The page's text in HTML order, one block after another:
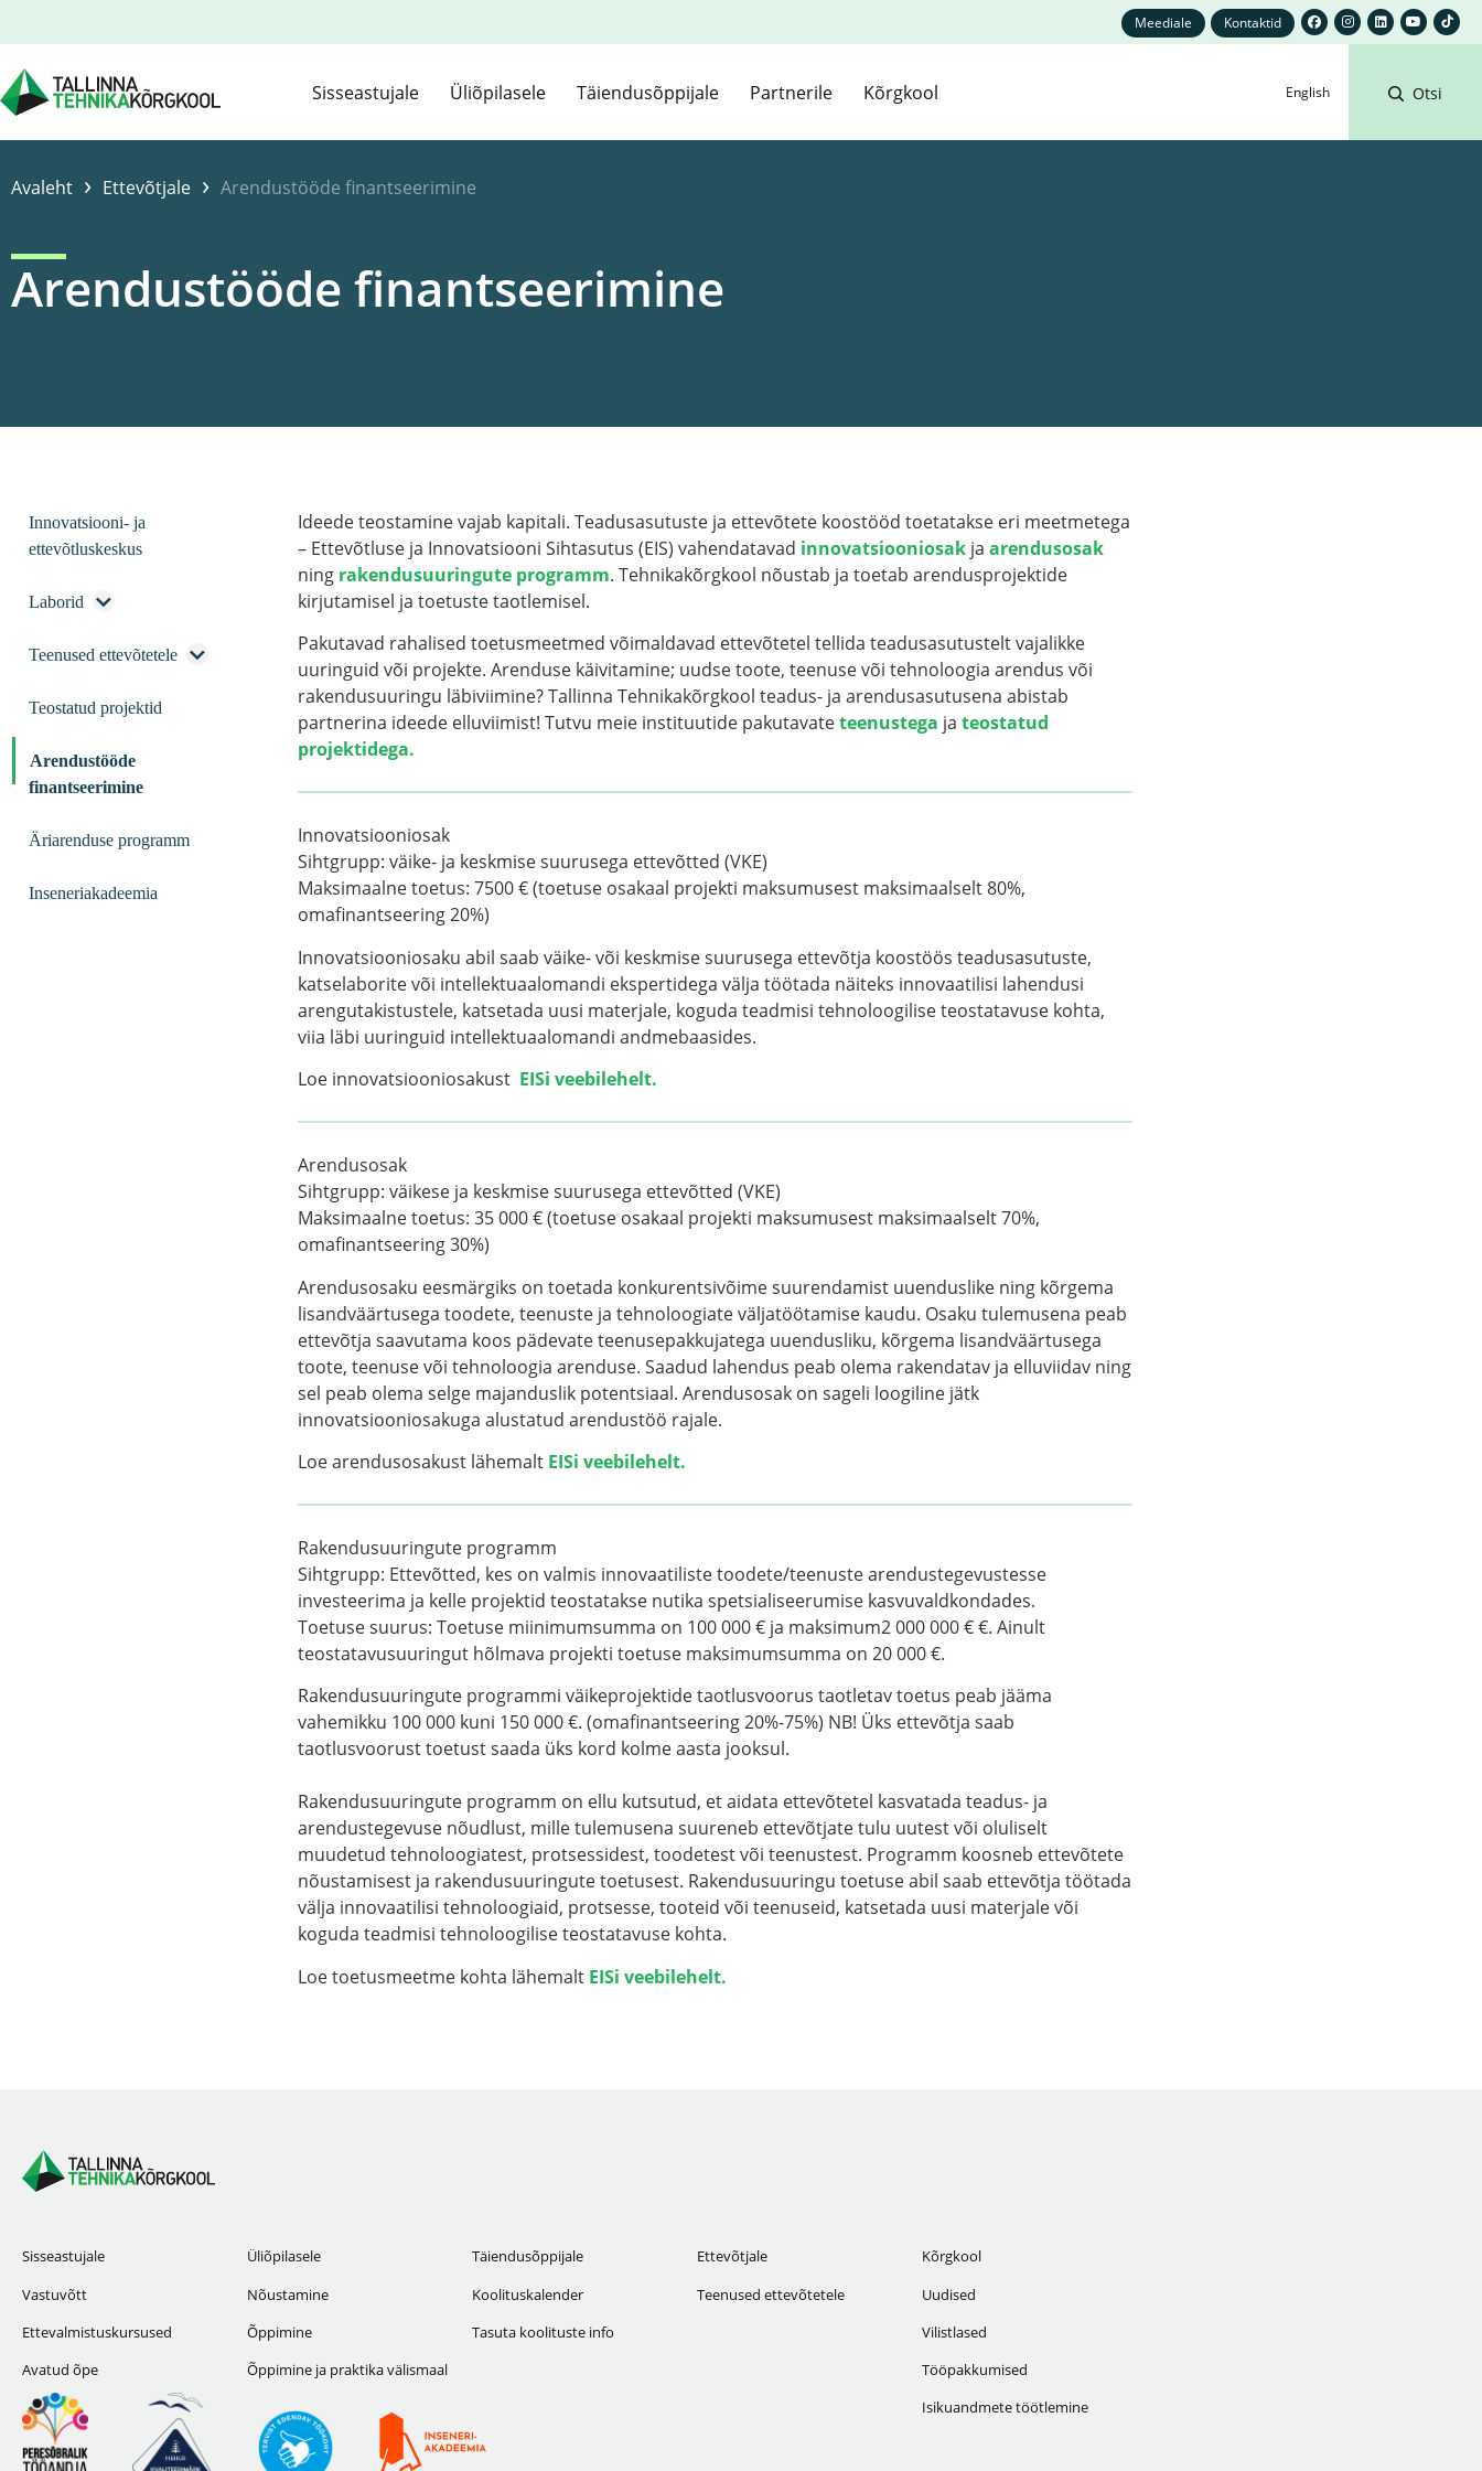
Meediale Kontaktid
Sisseastujale Üliõpilasele Täiendusõppijale Partnerile Kõrgkool English Otsi
Avaleht › Ettevõtjale › Arendustööde finantseerimine
Arendustööde finantseerimine
Innovatsiooni- ja
ettevõtluskeskus
Laborid
Teenused ettevõtetele
Teostatud projektid
Arendustööde
finantseerimine
Äriarenduse programm
Inseneriakadeemia
Ideede teostamine vajab kapitali. Teadusasutuste ja ettevõtete koostööd toetatakse eri meetmetega
– Ettevõtluse ja Innovatsiooni Sihtasutus (EIS) vahendatavad innovatsiooniosak ja arendusosak
ning rakendusuuringute programm. Tehnikakõrgkool nõustab ja toetab arendusprojektide
kirjutamisel ja toetuste taotlemisel.
Pakutavad rahalised toetusmeetmed võimaldavad ettevõtetel tellida teadusasutustelt vajalikke
uuringuid või projekte. Arenduse käivitamine; uudse toote, teenuse või tehnoloogia arendus või
rakendusuuringu läbiviimine? Tallinna Tehnikakõrgkool teadus- ja arendusasutusena abistab
partnerina ideede elluviimist! Tutvu meie instituutide pakutavateteenustega ja teostatud
projektidega.
Innovatsiooniosak
Sihtgrupp: väike- ja keskmise suurusega ettevõtted (VKE)
Maksimaalne toetus: 7500 € (toetuse osakaal projekti maksumusest maksimaalselt 80%,
omafinantseering 20%)
Innovatsiooniosaku abil saab väike- või keskmise suurusega ettevõtja koostöös teadusasutuste,
katselaborite või intellektuaalomandi ekspertidega välja töötada näiteks innovaatilisi lahendusi
arengutakistustele, katsetada uusi materjale, koguda teadmisi tehnoloogilise teostatavuse kohta,
viia läbi uuringuid intellektuaalomandi andmebaasides.
Loe innovatsiooniosakust EISi veebilehelt.
Arendusosak
Sihtgrupp: väikese ja keskmise suurusega ettevõtted (VKE)
Maksimaalne toetus: 35 000 € (toetuse osakaal projekti maksumusest maksimaalselt 70%,
omafinantseering 30%)
Arendusosaku eesmärgiks on toetada konkurentsivõime suurendamist uuenduslike ning kõrgema
lisandväärtusega toodete, teenuste ja tehnoloogiate väljatöötamise kaudu. Osaku tulemusena peab
ettevõtja saavutama koos pädevate teenusepakkujatega uuendusliku, kõrgema lisandväärtusega
toote, teenuse või tehnoloogia arenduse. Saadud lahendus peab olema rakendatav ja elluviidav ning
sel peab olema selge majanduslik potentsiaal. Arendusosak on sageli loogiline jätk
innovatsiooniosakuga alustatud arendustöö rajale.
Loe arendusosakust lähemalt EISi veebilehelt.
Rakendusuuringute programm
Sihtgrupp: Ettevõtted, kes on valmis innovaatiliste toodete/teenuste arendustegevustesse
investeerima ja kelle projektid teostatakse nutika spetsialiseerumise kasvuvaldkondades.
Toetuse suurus: Toetuse miinimumsumma on 100 000 € ja maksimum2 000 000 € €. Ainult
teostatavusuuringut hõlmava projekti toetuse maksimumsumma on 20 000 €.
Rakendusuuringute programmi väikeprojektide taotlusvoorus taotletav toetus peab jääma
vahemikku 100 000 kuni 150 000 €. (omafinantseering 20%-75%) NB! Üks ettevõtja saab
taotlusvoorust toetust saada üks kord kolme aasta jooksul.
Rakendusuuringute programm on ellu kutsutud, et aidata ettevõtetel kasvatada teadus- ja
arendustegevuse nõudlust, mille tulemusena suureneb ettevõtjate tulu uutest või oluliselt
muudetud tehnoloogiatest, protsessidest, toodetest või teenustest. Programm koosneb ettevõtete
nõustamisest ja rakendusuuringute toetusest. Rakendusuuringu toetuse abil saab ettevõtja töötada
välja innovaatilisi tehnoloogiaid, protsesse, tooteid või teenuseid, katsetada uusi materjale või
koguda teadmisi tehnoloogilise teostatavuse kohta.
Loe toetusmeetme kohta lähemalt EISi veebilehelt.
Sisseastujale
Vastuvõtt
Ettevalmistuskursused
Avatud õpe
Üliõpilasele
Nõustamine
Õppimine
Õppimine ja praktika välismaal
Täiendusõppijale
Koolituskalender
Tasuta koolituste info
Ettevõtjale
Teenused ettevõtetele
Kõrgkool
Uudised
Vilistlased
Tööpakkumised
Isikuandmete töötlemine